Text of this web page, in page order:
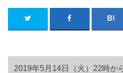
2019年5月14日（火）22時か